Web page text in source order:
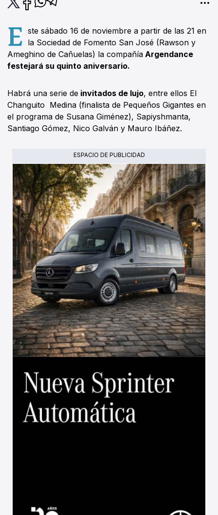
E ste sábado 16 de noviembre a partir de las 21 en
la Sociedad de Fomento San José (Rawson y
Ameghino de Cañuelas) la compañía Argendance
festejará su quinto aniversario.
Habrá una serie de invitados de lujo, entre ellos El
Changuito Medina (finalista de Pequeños Gigantes en
el programa de Susana Giménez), Sapiyshmanta,
Santiago Gómez, Nico Galván y Mauro Ibáñez.
ESPACIO DE PUBLICIDAD